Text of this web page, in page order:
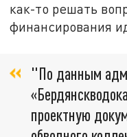
как-то решать
финансирования
"По данным
проектную